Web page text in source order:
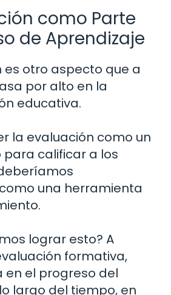
como Parte
de Aprendizaje
es otro aspecto que a
por alto en la
educativa.
la evaluación como un
calificar a los
una herramienta
lograr esto? A
formativa,
en el progreso del
largo del tiempo, en